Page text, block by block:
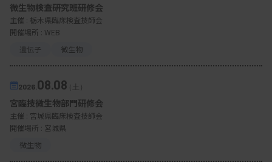
微生物検査研究班研修会
主催 : 栃木県臨床検査技師会
開催場所 : WEB
遺伝子
微生物
2026. 08.08（土）
宮臨技微生物部門研修会
主催 : 宮城県臨床検査技師会
開催場所 : 宮城県
微生物